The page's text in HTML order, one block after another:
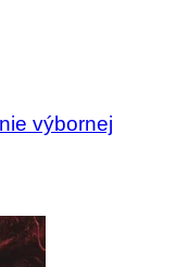
výbornej